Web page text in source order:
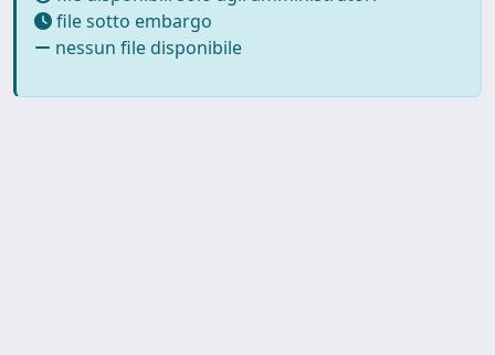
file sotto embargo
nessun file disponibile